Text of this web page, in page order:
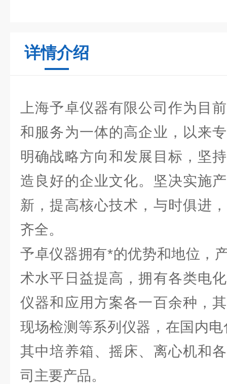
详情介绍
上海予卓仪器有限公司作为目
和服务为一体的高企业，以来
明确战略方向和发展目标，坚
造良好的企业文化。坚决实施
新，提高核心技术，与时俱进
齐全。
予卓仪器拥有*的优势和地位，
术水平日益提高，拥有各类电
仪器和应用方案各一百余种，
现场检测等系列仪器，在国内
其中培养箱、摇床、离心机和
司主要产品。